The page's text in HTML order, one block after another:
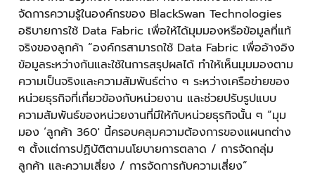
จัดการความรู้ในองค์กรของ BlackSwan Technologies
อธิบายการใช้ Data Fabric เพื่อให้ได้มุมมองหรือข้อมูลที่แท้
จริงของลูกค้า “องค์กรสามารถใช้ Data Fabric เพื่ออ้างอิง
ข้อมูลระหว่างกันและใช้ในการสรุปผลได้ ทำให้เห็นมุมมองตาม
ความเป็นจริงและความสัมพันธ์ต่าง ๆ ระหว่างเครือข่ายของ
หน่วยธุรกิจที่เกี่ยวข้องกับหน่วยงาน และช่วยปรับรูปแบบ
ความสัมพันธ์ของหน่วยงานที่มีให้กับหน่วยธุรกิจนั้น ๆ “มุม
มอง ‘ลูกค้า 360' นี้ครอบคลุมความต้องการของแผนกต่าง
ๆ ตั้งแต่การปฏิบัติตามนโยบายการตลาด / การจัดกลุ่ม
ลูกค้า และความเสี่ยง / การจัดการกับความเสี่ยง”